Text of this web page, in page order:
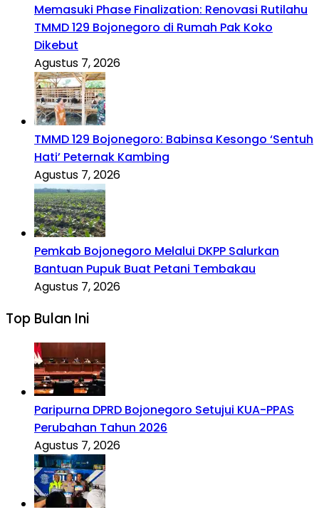
Memasuki Phase Finalization: Renovasi Rutilahu
TMMD 129 Bojonegoro di Rumah Pak Koko
Dikebut
Agustus 7, 2026
TMMD 129 Bojonegoro: Babinsa Kesongo ‘Sentuh
Hati’ Peternak Kambing
Agustus 7, 2026
Pemkab Bojonegoro Melalui DKPP Salurkan
Bantuan Pupuk Buat Petani Tembakau
Agustus 7, 2026
Top Bulan Ini
Paripurna DPRD Bojonegoro Setujui KUA-PPAS
Perubahan Tahun 2026
Agustus 7, 2026